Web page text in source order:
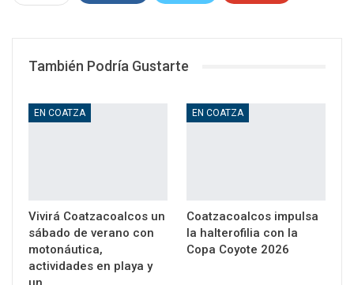
También Podría Gustarte
EN COATZA
Vivirá Coatzacoalcos un
sábado de verano con
motonáutica,
actividades en playa y
EN COATZA
Coatzacoalcos impulsa
la halterofilia con la
Copa Coyote 2026